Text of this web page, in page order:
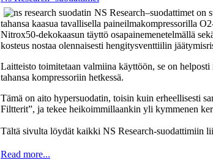
NS Research–suodattimet on
tahansa kaasua tavallisella paineilmakompressorilla
Nitrox50-dekokaasun täyttö osapainemenetelmällä
kosteus nostaa olennaisesti hengitysventtiilin
Laitteisto toimitetaan valmiina käyttöön, se on
tahansa kompressoriin hetkessä.
Tämä on aito hypersuodatin, toisin kuin erheellisesti
Filtterit”, ja tekee heikoimmillaankin yli kymmenen
Tältä sivulta löydät kaikki NS Research-suodattimiin
Read more...